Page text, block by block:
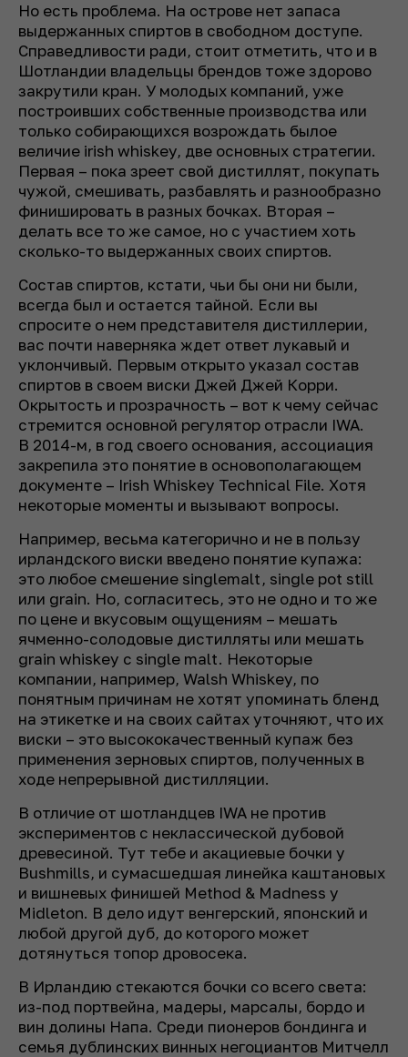
Но есть проблема. На острове нет запаса
выдержанных спиртов в свободном доступе.
Справедливости ради, стоит отметить, что и в
Шотландии владельцы брендов тоже здорово
закрутили кран. У молодых компаний, уже
построивших собственные производства или
только собирающихся возрождать былое
величие irish whiskey, две основных стратегии.
Первая – пока зреет свой дистиллят, покупать
чужой, смешивать, разбавлять и разнообразно
финишировать в разных бочках. Вторая –
делать все то же самое, но с участием хоть
сколько-то выдержанных своих спиртов.
Состав спиртов, кстати, чьи бы они ни были,
всегда был и остается тайной. Если вы
спросите о нем представителя дистиллерии,
вас почти наверняка ждет ответ лукавый и
уклончивый. Первым открыто указал состав
спиртов в своем виски Джей Джей Корри.
Окрытость и прозрачность – вот к чему сейчас
стремится основной регулятор отрасли IWA.
В 2014-м, в год своего основания, ассоциация
закрепила это понятие в основополагающем
документе – Irish Whiskey Technical File. Хотя
некоторые моменты и вызывают вопросы.
Например, весьма категорично и не в пользу
ирландского виски введено понятие купажа:
это любое смешение singlemalt, single pot still
или grain. Но, согласитесь, это не одно и то же
по цене и вкусовым ощущениям – мешать
ячменно-солодовые дистилляты или мешать
grain whiskey с single malt. Некоторые
компании, например, Walsh Whiskey, по
понятным причинам не хотят упоминать бленд
на этикетке и на своих сайтах уточняют, что их
виски – это высококачественный купаж без
применения зерновых спиртов, полученных в
ходе непрерывной дистилляции.
В отличие от шотландцев IWA не против
экспериментов с неклассической дубовой
древесиной. Тут тебе и акациевые бочки у
Bushmills, и сумаcшедшая линейка каштановых
и вишневых финишей Method & Madness у
Midleton. В дело идут венгерский, японский и
любой другой дуб, до которого может
дотянуться топор дровосека.
В Ирландию стекаются бочки со всего света:
из-под портвейна, мадеры, марсалы, бордо и
вин долины Напа. Среди пионеров бондинга и
семья дублинских винных негоциантов Митчелл